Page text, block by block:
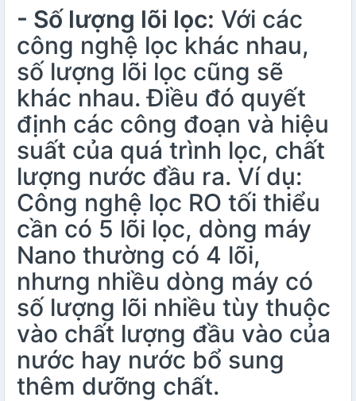
- Số lượng lõi lọc: Với các
công nghệ lọc khác nhau,
số lượng lõi lọc cũng sẽ
khác nhau. Điều đó quyết
định các công đoạn và hiệu
suất của quá trình lọc, chất
lượng nước đầu ra. Ví dụ:
Công nghệ lọc RO tối thiểu
cần có 5 lõi lọc, dòng máy
Nano thường có 4 lõi,
nhưng nhiều dòng máy có
số lượng lõi nhiều tùy thuộc
vào chất lượng đầu vào của
nước hay nước bổ sung
thêm dưỡng chất.